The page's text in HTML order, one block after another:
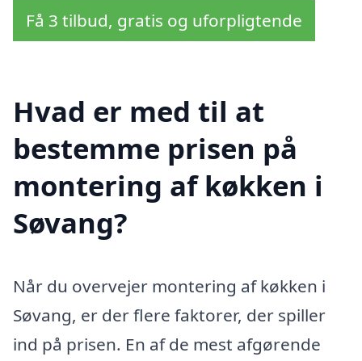
Få 3 tilbud, gratis og uforpligtende
Hvad er med til at
bestemme prisen på
montering af køkken i
Søvang?
Når du overvejer montering af køkken i
Søvang, er der flere faktorer, der spiller
ind på prisen. En af de mest afgørende